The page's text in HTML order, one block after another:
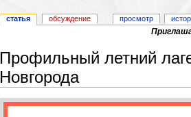
Профильный летний
Новгорода
статья обсуждение просмотр